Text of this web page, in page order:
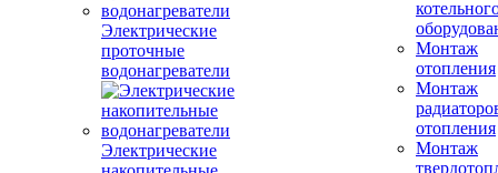
Электрические
проточные
водонагреватели
Электрические
Монтаж
отопления
Монтаж
отопления
Монтаж